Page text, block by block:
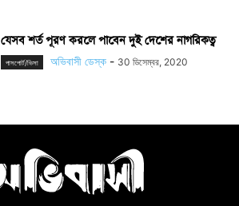
যেসব শর্ত পূরণ করলে পাবেন দুই দেশের নাগরিকত্ব
পাসপোর্ট/ভিসা অভিবাসী ডেস্ক - 30 ডিসেম্বর, 2020